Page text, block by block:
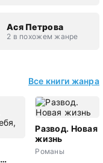
Ася Петрова
2 в похожем жанре
Все книги жанра
Развод. Новая
жизнь
Романы